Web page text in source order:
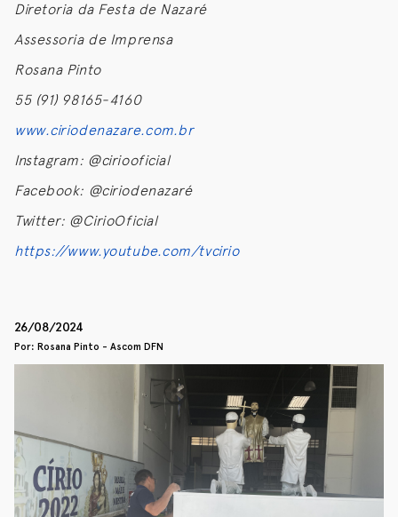
Diretoria da Festa de Nazaré
Assessoria de Imprensa
Rosana Pinto
55 (91) 98165-4160
www.ciriodenazare.com.br
Instagram: @ciriooficial
Facebook: @ciriodenazaré
Twitter: @CirioOficial
https://www.youtube.com/tvcirio
26/08/2024
Por: Rosana Pinto - Ascom DFN